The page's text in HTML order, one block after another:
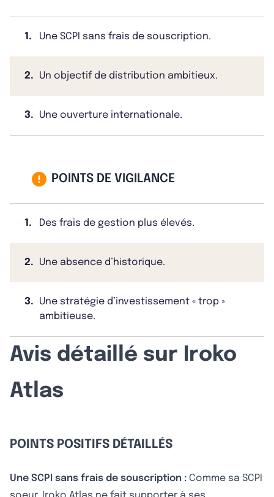
1. Une SCPI sans frais de souscription.
2. Un objectif de distribution ambitieux.
3. Une ouverture internationale.
POINTS DE VIGILANCE
1. Des frais de gestion plus élevés.
2. Une absence d’historique.
3.
Une stratégie d’investissement « trop »
ambitieuse.
Avis détaillé sur Iroko
Atlas
POINTS POSITIFS DÉTAILLÉS
Une SCPI sans frais de souscription : Comme sa SCPI